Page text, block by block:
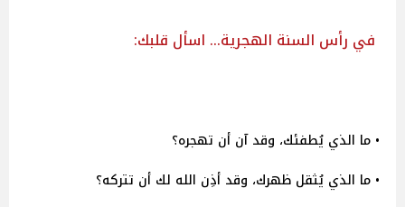
في رأس السنة الهجرية… اسأل قلبك:
• ما الذي يُطفئك، وقد آن أن تهجره؟
• ما الذي يُثقل ظهرك، وقد أذِن الله لك أن تتركه؟